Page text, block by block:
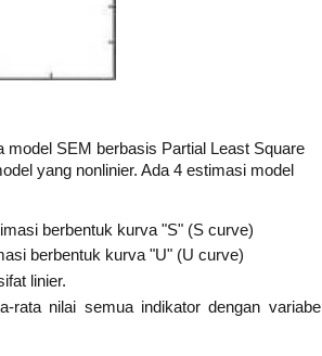
model SEM berbasis Partial Least Square
yang nonlinier. Ada 4 estimasi model
berbentuk kurva "S" (S curve)
berbentuk kurva "U" (U curve)
linier.
rata nilai semua indikator dengan variabel